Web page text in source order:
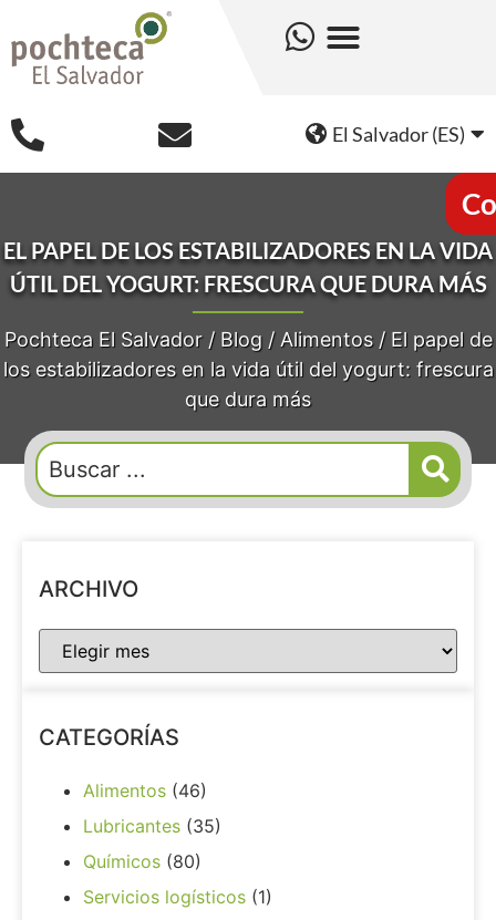
El Salvador (ES)
EL PAPEL DE LOS ESTABILIZADORES EN LA VIDA
ÚTIL DEL YOGURT: FRESCURA QUE DURA MÁS
Pochteca El Salvador/ Blog/ Alimentos/ El papel de
los estabilizadores en la vida útil del yogurt: frescura
que dura más
ARCHIVO
CATEGORÍAS
Alimentos (46)
Lubricantes (35)
Químicos (80)
Servicios logísticos (1)